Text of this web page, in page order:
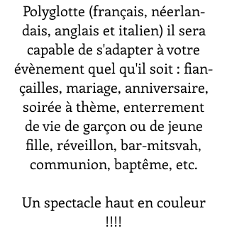
Po­ly­glotte (fran­çais, néer­lan­
dais, an­glais et ita­lien) il sera
ca­pable de s'adap­ter à votre
évè­ne­ment quel qu'il soit : fian­
çailles, ma­riage, an­ni­ver­saire,
soi­rée à thème, en­ter­re­ment
de vie de gar­çon ou de jeune
fille, ré­veillon, bar-mits­vah,
com­mu­nion, bap­tême, etc.
Un spectacle haut en couleur
!!!!